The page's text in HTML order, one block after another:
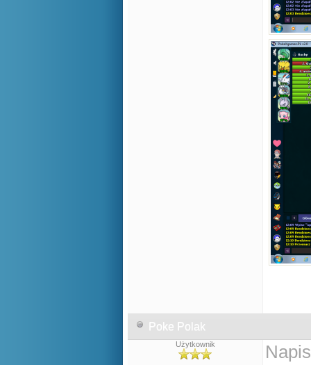
Poke Polak
Użytkownik